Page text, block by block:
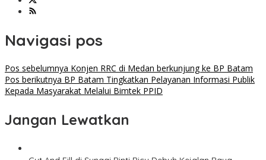
Navigasi pos
Pos sebelumnya Konjen RRC di Medan berkunjung ke BP Batam
Pos berikutnya BP Batam Tingkatkan Pelayanan Informasi Publik
Kepada Masyarakat Melalui Bimtek PPID
Jangan Lewatkan